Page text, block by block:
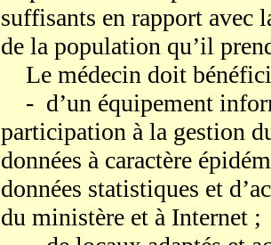
suffisants en rapport avec
de la population qu’il
Le médecin doit
- d’un équipement
participation à la gestion
données à caractère
données statistiques et
du ministère et à Internet ;